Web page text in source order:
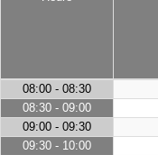
08:00 - 08:30
08:30 - 09:00
09:00 - 09:30
09:30 - 10:00